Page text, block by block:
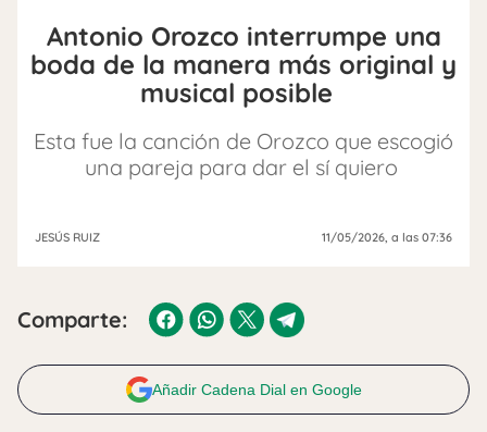
Antonio Orozco interrumpe una
boda de la manera más original y
musical posible
Esta fue la canción de Orozco que escogió
una pareja para dar el sí quiero
JESÚS RUIZ 11/05/2026, a las 07:36
Comparte:
Añadir Cadena Dial en Google